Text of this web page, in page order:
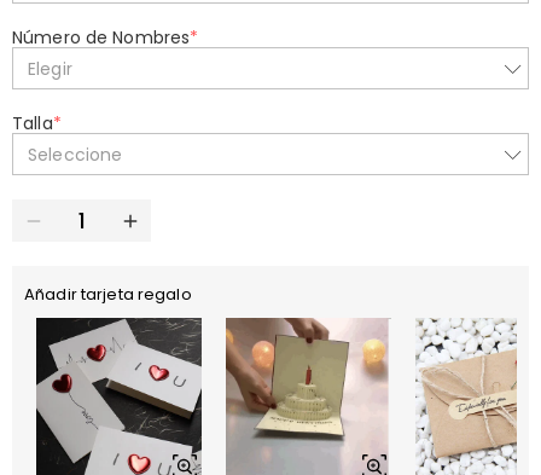
Número de Nombres*
Elegir
Talla*
Seleccione
Añadir tarjeta regalo